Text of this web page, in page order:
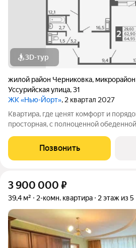
3D-тур
жилой район Черниковка,
Уссурийская улица,31
ЖК «Нью-Йорт», 2 квартал 2027
Квартира, где ценят комфорт и
просторная, с полноценной
ужин, пока семья за столом, а также
лоджию подышать
Позвонить
3 900 000 ₽
39,4 м² 2-комн. квартира 2 этаж из 5